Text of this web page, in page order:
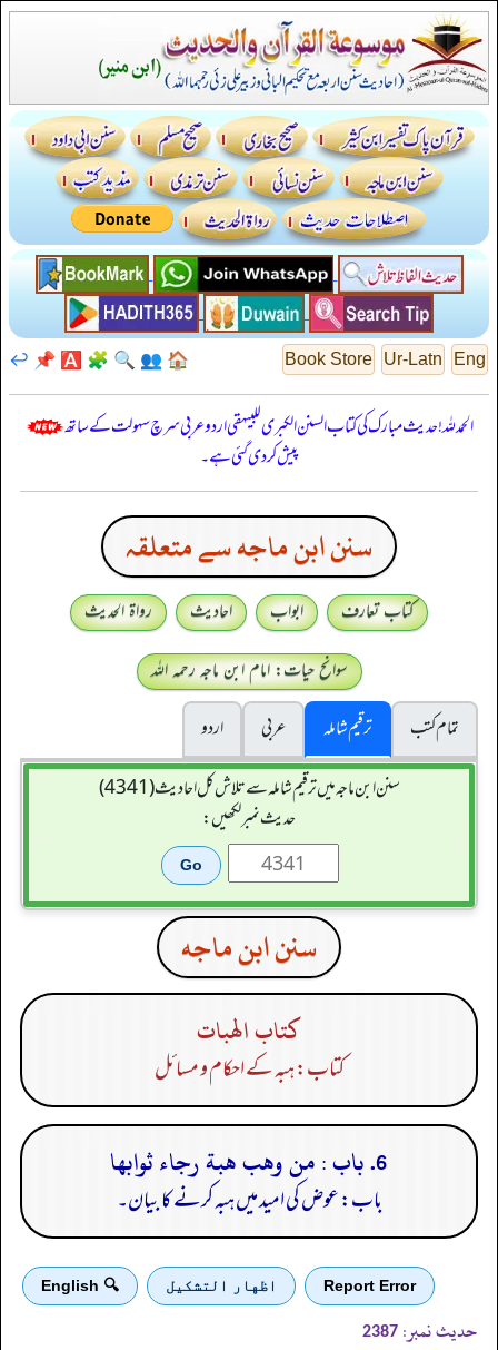
Eng
Ur-Latn
Book Store
🏠
👥
🔍
🧩
🅰️
📌
↩️
الحمدللہ! حدیث مبارک کی کتاب السنن الكبرى للبيهقي اردو عربی سرچ سہولت کے ساتھ
پیش کر دی گئی ہے۔
سنن ابن ماجه سے متعلقہ
کتاب تعارف ابواب احادیث
رواۃ الحدیث
سوانح حیات: امام ابن ماجہ رحمہ اللہ
تمام کتب
ترقیم شاملہ عربی
اردو
سنن ابن ماجہ میں ترقیم شاملہ سے تلاش کل احادیث (4341)
حدیث نمبر لکھیں:
سنن ابن ماجه
كتاب الهبات
کتاب: ہبہ کے احکام و مسائل
6. باب : من وهب هبة رجاء ثوابها
باب: عوض کی امید میں ہبہ کرنے کا بیان۔
Report Error اظهار التشكيل 🔍 English
حدیث نمبر: 2387